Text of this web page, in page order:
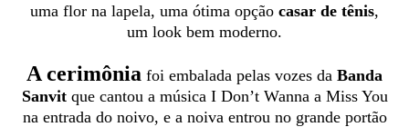
uma flor na lapela, uma ótima opção casar de tênis,
um look bem moderno.
A cerimônia foi embalada pelas vozes da Banda
Sanvit que cantou a música I Don’t Wanna a Miss You
na entrada do noivo, e a noiva entrou no grande portão